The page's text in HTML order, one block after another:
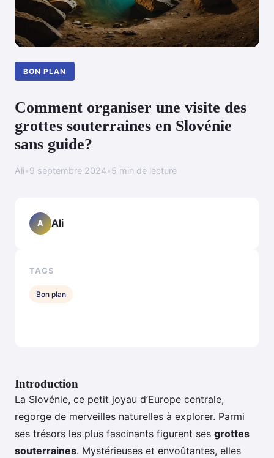
BON PLAN
Comment organiser une visite des
grottes souterraines en Slovénie
sans guide?
Ali•9 septembre 2024•5 min de lecture
Introduction
La Slovénie, ce petit joyau d’Europe centrale,
regorge de merveilles naturelles à explorer. Parmi
ses trésors les plus fascinants figurent ses grottes
souterraines. Mystérieuses et envoûtantes, elles
A Ali
TAGS
Bon plan